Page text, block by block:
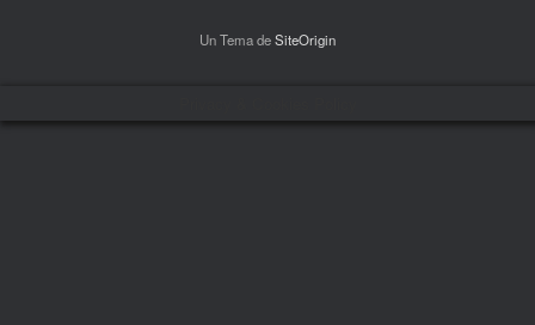
Un Tema deSiteOrigin